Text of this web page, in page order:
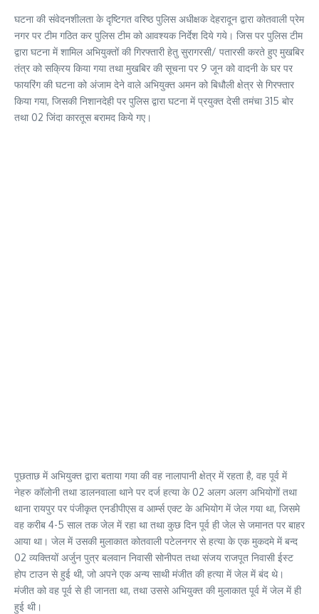
घटना की संवेदनशीलता के दृष्टिगत वरिष्ठ पुलिस अधीक्षक देहरादून द्वारा कोतवाली प्रेम
नगर पर टीम गठित कर पुलिस टीम को आवश्यक निर्देश दिये गये। जिस पर पुलिस टीम
द्वारा घटना में शामिल अभियुक्तों की गिरफ्तारी हेतु सुरागरसी/ पतारसी करते हुए मुखबिर
तंत्र को सक्रिय किया गया तथा मुखबिर की सूचना पर 9 जून को वादनी के घर पर
फायरिंग की घटना को अंजाम देने वाले अभियुक्त अमन को बिधौली क्षेत्र से गिरफ्तार
किया गया, जिसकी निशानदेही पर पुलिस द्वारा घटना में प्रयुक्त देसी तमंचा 315 बोर
तथा 02 जिंदा कारतूस बरामद किये गए।
पूछताछ में अभियुक्त द्वारा बताया गया की वह नालापानी क्षेत्र में रहता है, वह पूर्व में
नेहरु कॉलोनी तथा डालनवाला थाने पर दर्ज हत्या के 02 अलग अलग अभियोगों तथा
थाना रायपुर पर पंजीकृत एनडीपीएस व आर्म्स एक्ट के अभियोग में जेल गया था, जिसमे
वह करीब 4-5 साल तक जेल में रहा था तथा कुछ दिन पूर्व ही जेल से जमानत पर बाहर
आया था। जेल में उसकी मुलाकात कोतवाली पटेलनगर से हत्या के एक मुकदमे में बन्द
02 व्यक्तियों अर्जुन पुत्र बलवान निवासी सोनीपत तथा संजय राजपूत निवासी ईस्ट
होप टाउन से हुई थी, जो अपने एक अन्य साथी मंजीत की हत्या में जेल में बंद थे।
मंजीत को वह पूर्व से ही जानता था, तथा उससे अभियुक्त की मुलाकात पूर्व में जेल में ही
हुई थी।